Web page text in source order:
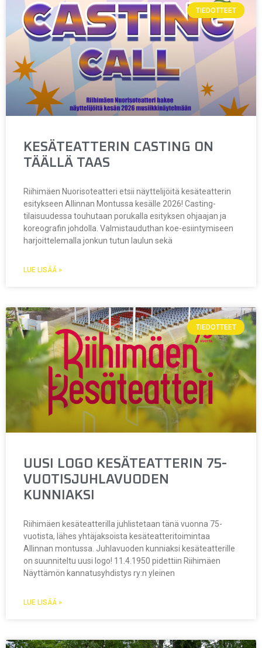
TIEDOTTEET
KESÄTEATTERIN CASTING ON
TÄÄLLÄ TAAS
Riihimäen Nuorisoteatteri etsii näyttelijöitä kesäteatterin
esitykseen Allinnan Montussa kesälle 2026! Casting-
tilaisuudessa touhutaan porukalla esityksen ohjaajan ja
koreografin johdolla. Valmistauduthan koe-esiintymiseen
harjoittelemalla jonkun tutun laulun sekä
LUE LISÄÄ »
TIEDOTTEET
UUSI LOGO KESÄTEATTERIN 75-
VUOTISJUHLAVUODEN
KUNNIAKSI
Riihimäen kesäteatterilla juhlistetaan tänä vuonna 75-
vuotista, lähes yhtäjaksoista kesäteatteritoimintaa
Allinnan montussa. Juhlavuoden kunniaksi kesäteatterille
on suunniteltu uusi logo! 11.4.1950 pidettiin Riihimäen
Näyttämön kannatusyhdistys ry:n yleinen
LUE LISÄÄ »